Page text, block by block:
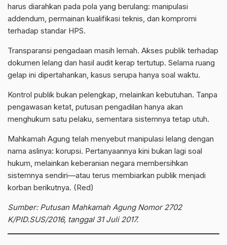
harus diarahkan pada pola yang berulang: manipulasi
addendum, permainan kualifikasi teknis, dan kompromi
terhadap standar HPS.
Transparansi pengadaan masih lemah. Akses publik terhadap
dokumen lelang dan hasil audit kerap tertutup. Selama ruang
gelap ini dipertahankan, kasus serupa hanya soal waktu.
Kontrol publik bukan pelengkap, melainkan kebutuhan. Tanpa
pengawasan ketat, putusan pengadilan hanya akan
menghukum satu pelaku, sementara sistemnya tetap utuh.
Mahkamah Agung telah menyebut manipulasi lelang dengan
nama aslinya: korupsi. Pertanyaannya kini bukan lagi soal
hukum, melainkan keberanian negara membersihkan
sistemnya sendiri—atau terus membiarkan publik menjadi
korban berikutnya. (Red)
Sumber: Putusan Mahkamah Agung Nomor 2702
K/PID.SUS/2016, tanggal 31 Juli 2017.